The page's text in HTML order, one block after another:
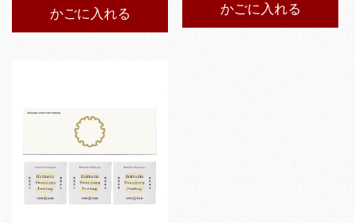
かごに入れる かごに入れる